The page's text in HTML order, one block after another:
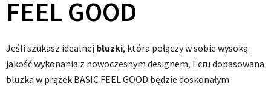
FEEL GOOD
Jeśli szukasz idealnej bluzki, która połączy w sobie wysoką
jakość wykonania z nowoczesnym designem, Ecru dopasowana
bluzka w prążek BASIC FEEL GOOD będzie doskonałym